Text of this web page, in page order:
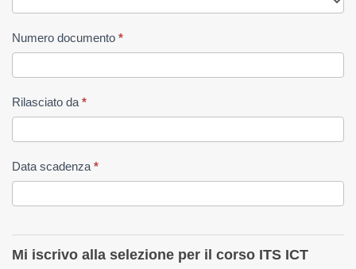
Numero documento *
Rilasciato da *
Data scadenza *
Mi iscrivo alla selezione per il corso ITS ICT